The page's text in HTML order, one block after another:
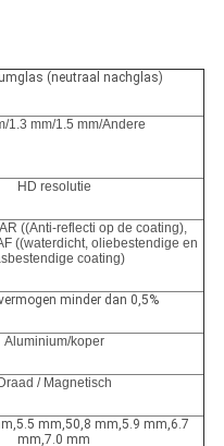
(neutraal nachglas)
1.3 mm/1.5 mm/Andere
HD resolutie
((Anti-reflecti op de coating),
((waterdicht, oliebestendige en
coating)
minder dan 0,5%
Aluminium/koper
Draad / Magnetisch
mm,50,8 mm,5.9 mm,6.7
mm,7.0 mm